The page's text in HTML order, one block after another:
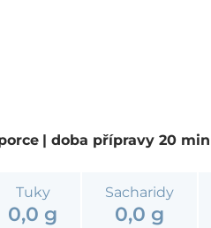
| doba přípravy 20
Tuky
0,0 g
Sacharidy
0,0 g